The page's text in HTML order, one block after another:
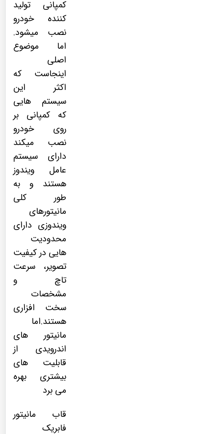
کمپانی تولید
کننده خودرو
نصب میشود.
اما موضوع
اصلی
اینجاست که
اکثر این
سیستم هایی
که کمپانی بر
روی خودرو
نصب میکند
دارای سیستم
عامل ویندوز
هستند و به
طور کلی
مانیتورهای
ویندوزی دارای
محدودیت
هایی در کیفیت
تصویر، سرعت
تاچ و
مشخصات
سخت افزاری
هستند.اما
مانیتور های
اندرویدی از
قابلیت های
بیشتری بهره
می برد
قاب مانیتور
فابریک